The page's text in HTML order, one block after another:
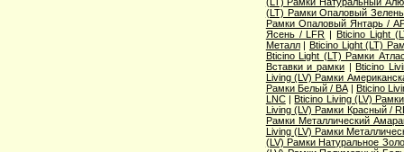
(LT) Рамки Опаловый
Рамки Опаловый Янтарь /
Ясень / LFR |Bticino Light
Металл| Bticino Light (LT)
Bticino Light (LT) Рамки
Вставки и рамки |Bticino
Living (LV) Рамки
Рамки Белый / BA| Bticino
LNC|Bticino Living (LV)
Living (LV) Рамки Красный /
Рамки Металлический
Living (LV) Рамки
(LV) Рамки Натуральное